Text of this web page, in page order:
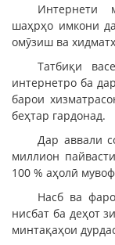
Интернети
шаҳрҳо имкони
омӯзиш ва
Татбиқи
интернетро ба
барои
беҳтар гардонад.
Дар аввали
миллион
100 % аҳолӣ
Насб ва
нисбат ба деҳот
минтақаҳои